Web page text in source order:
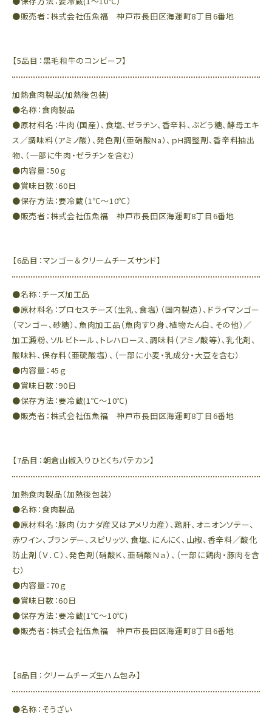
●販売者：株式会社伍魚福 神戸市長田区海運町8丁目6番地
【5品目：黒毛和牛のコンビーフ】
加熱食肉製品(加熱後包装)
●名称：食肉製品
●原材料名：牛肉（国産）、食塩、ゼラチン、香辛料、ぶどう糖、酵母エキ
ス／調味料（アミノ酸）、発色剤（亜硝酸Na）、ｐH調整剤、香辛料抽出
物、（一部に牛肉・ゼラチンを含む）
●内容量：50ｇ
●賞味日数：60日
●保存方法：要冷蔵（1℃～10℃）
●販売者：株式会社伍魚福 神戸市長田区海運町8丁目6番地
【6品目：マンゴー＆クリームチーズサンド】
●名称：チーズ加工品
●原材料名：プロセスチーズ（生乳、食塩）（国内製造）、ドライマンゴー
（マンゴー、砂糖）、魚肉加工品（魚肉すり身、植物たん白、その他）／
加工澱粉、ソルビトール、トレハロース、調味料（アミノ酸等）、乳化剤、
酸味料、保存料（亜硫酸塩）、（一部に小麦・乳成分・大豆を含む）
●内容量：45ｇ
●賞味日数：90日
●保存方法：要冷蔵(1℃～10℃)
●販売者：株式会社伍魚福 神戸市長田区海運町8丁目6番地
【7品目：朝倉山椒入りひとくちパテカン】
加熱食肉製品（加熱後包装）
●名称：食肉製品
●原材料名：豚肉（カナダ産又はアメリカ産）、鶏肝、オニオンソテー、
赤ワイン、ブランデー、スピリッツ、食塩、にんにく、山椒、香辛料／酸化
防止剤（Ｖ．Ｃ）、発色剤（硝酸Ｋ、亜硝酸Ｎａ）、（一部に鶏肉・豚肉を含
む）
●内容量：70ｇ
●賞味日数：60日
●保存方法：要冷蔵(1℃～10℃)
●販売者：株式会社伍魚福 神戸市長田区海運町8丁目6番地
【8品目：クリームチーズ生ハム包み】
●名称：そうざい